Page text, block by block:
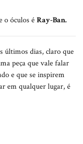
o óculos éRay-Ban.
últimos dias, claro que
peça que vale falar
e que se inspirem
em qualquer lugar, é